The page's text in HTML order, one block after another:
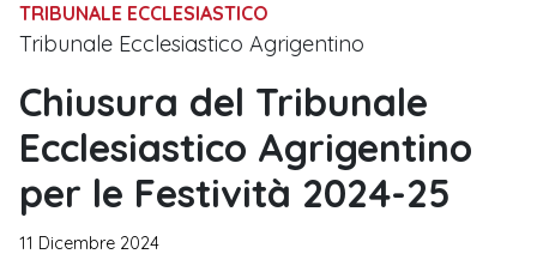
TRIBUNALE ECCLESIASTICO
Tribunale Ecclesiastico Agrigentino
Chiusura del Tribunale
Ecclesiastico Agrigentino
per le Festività 2024-25
11 Dicembre 2024